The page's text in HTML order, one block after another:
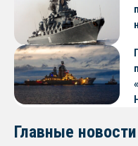
Главные новости